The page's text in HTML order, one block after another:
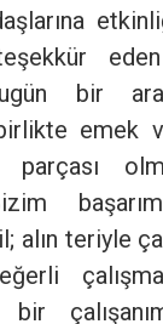
bir
emek
alın teriyle
çalışma